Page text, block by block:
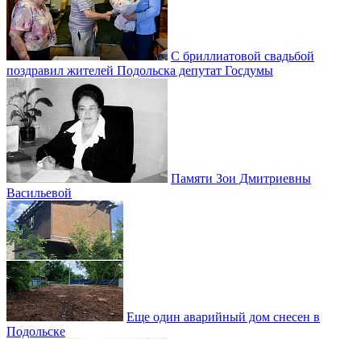
С бриллиатовой свадьбой
поздравил жителей Подольска депутат Госдумы
Памяти Зои Дмитриевны
Васильевой
Еще один аварийный дом снесен в
Подольске